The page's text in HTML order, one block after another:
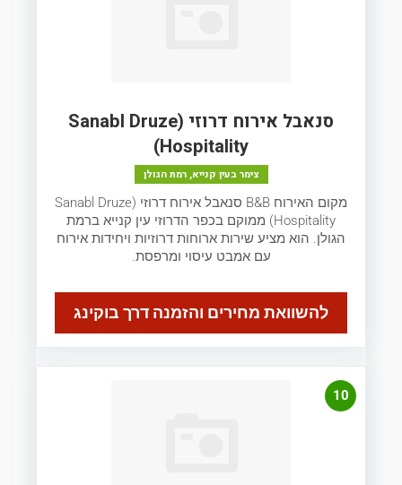
סנאבל אירוח דרוזי (Sanabl Druze
Hospitality)
צימר בעין קנייא, רמת הגולן
מקום האירוח B&B סנאבל אירוח דרוזי (Sanabl Druze
Hospitality) ממוקם בכפר הדרוזי עין קנייא ברמת
הגולן. הוא מציע שירות ארוחות דרוזיות ויחידות אירוח
עם אמבט עיסוי ומרפסת.
להשוואת מחירים והזמנה דרך בוקינג
10